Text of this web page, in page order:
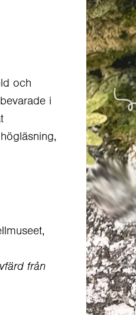
och
i
från